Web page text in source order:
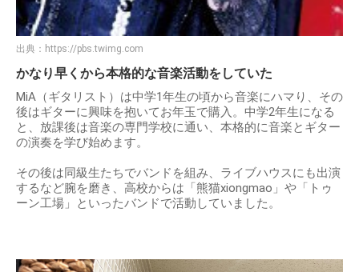
出典： https://pbs.twimg.com
かなり早くから本格的な音楽活動をしていた
MiA（ギタリスト）は中学1年生の頃から音楽にハマり、その
後はギターに興味を抱いてお年玉で購入。中学2年生になる
と、放課後は音楽の専門学校に通い、本格的に音楽とギター
の演奏を学び始めます。
その後は同級生たちでバンドを組み、ライブハウスにも出演
するなど腕を磨き、高校からは「熊猫xiongmao」や「トゥ
ーン工場」といったバンドで活動していました。